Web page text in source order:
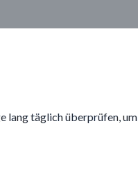
lang täglich überprüfen, um